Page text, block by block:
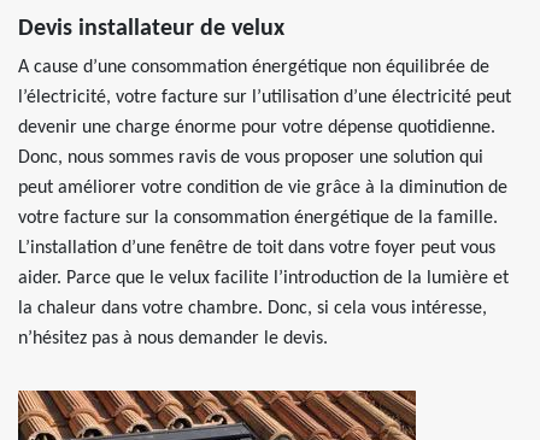
Devis installateur de velux
A cause d’une consommation énergétique non équilibrée de
l’électricité, votre facture sur l’utilisation d’une électricité peut
devenir une charge énorme pour votre dépense quotidienne.
Donc, nous sommes ravis de vous proposer une solution qui
peut améliorer votre condition de vie grâce à la diminution de
votre facture sur la consommation énergétique de la famille.
L’installation d’une fenêtre de toit dans votre foyer peut vous
aider. Parce que le velux facilite l’introduction de la lumière et
la chaleur dans votre chambre. Donc, si cela vous intéresse,
n’hésitez pas à nous demander le devis.